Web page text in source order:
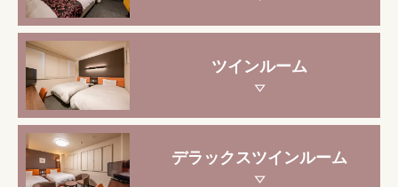
ツインルーム
デラックスツインルーム